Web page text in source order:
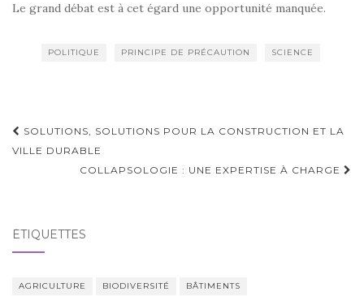
Le grand débat est à cet égard une opportunité manquée.
POLITIQUE PRINCIPE DE PRÉCAUTION SCIENCE
Navigation
d'article
SOLUTIONS, SOLUTIONS POUR LA CONSTRUCTION ET LA
VILLE DURABLE
COLLAPSOLOGIE : UNE EXPERTISE À CHARGE
ÉTIQUETTES
AGRICULTURE BIODIVERSITÉ BÂTIMENTS